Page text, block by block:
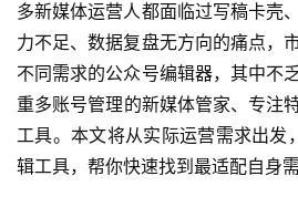
多新媒体运营人都面临过写稿卡壳
力不足、数据复盘无方向的痛点，
不同需求的公众号编辑器，其中不
重多账号管理的新媒体管家、专注
工具。本文将从实际运营需求出发
辑工具，帮你快速找到最适配自身需